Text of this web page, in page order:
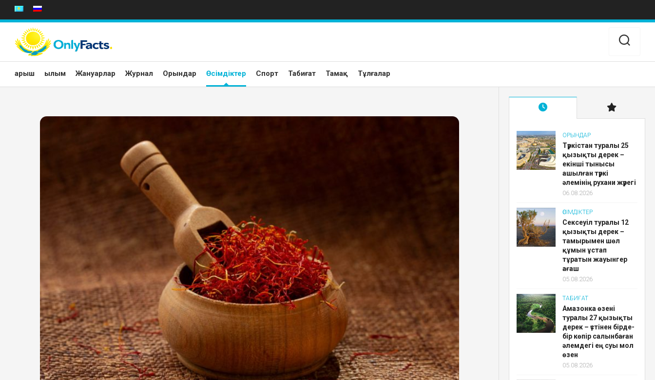
Ғарыш Ғылым Жануарлар Журнал Орындар Өсімдіктер Спорт Табиғат Тамақ Тұлғалар
ОРЫНДАР
Түркістан туралы 25
қызықты дерек –
екінші тынысы
ашылған түркі
әлемінің рухани жүрегі
06.08.2026
ӨСІМДІКТЕР
Сексеуіл туралы 12
қызықты дерек –
тамырымен шөл
құмын ұстап
тұратын жауынгер
ағаш
05.08.2026
ТАБИҒАТ
Амазонка өзені
туралы 27 қызықты
дерек – үстінен бірде-
бір көпір салынбаған
әлемдегі ең суы мол
өзен
05.08.2026